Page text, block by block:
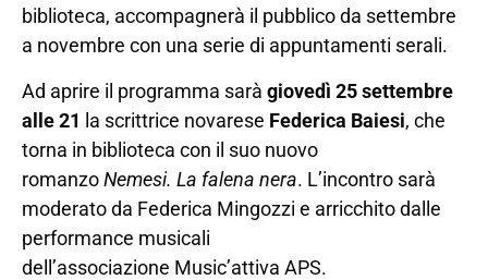
biblioteca, accompagnerà il pubblico da settembre
a novembre con una serie di appuntamenti serali.
Ad aprire il programma sarà giovedì 25 settembre
alle 21 la scrittrice novarese Federica Baiesi, che
torna in biblioteca con il suo nuovo
romanzoNemesi. La falena nera. L’incontro sarà
moderato da Federica Mingozzi e arricchito dalle
performance musicali
dell’associazione Music’attiva APS.